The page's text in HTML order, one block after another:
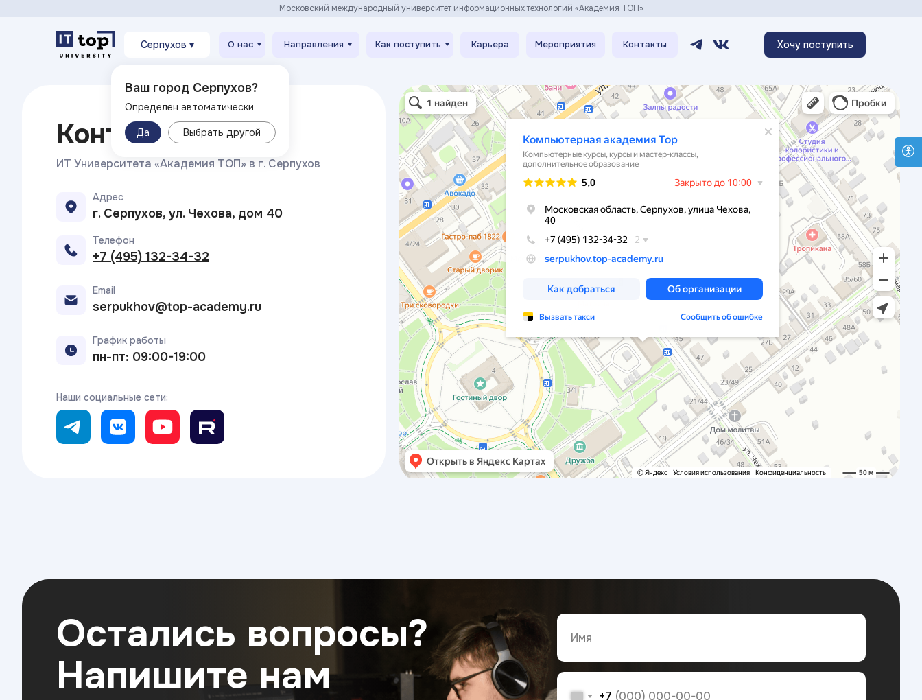
Ваш город Серпухов?
Да Выбрать другой
Определен автоматически
Серпухов ▾ Карьера Мероприятия
О нас Направления Как поступить Контакты Хочу поступить
Московский международный университет информационных технологий «Академия ТОП»
Контакты
ИТ Университета «Академия TOП» в г. Серпухов
Адрес
г. Серпухов, ул. Чехова, дом 40
Телефон
+7 (495) 132-34-32
Email
serpukhov@top-academy.ru
График работы
пн-пт: 09:00-19:00
Наши социальные сети:
Компьютерная академия Toп
Компьютерные курсы в Серпухове
Остались вопросы?
Напишите нам
+7